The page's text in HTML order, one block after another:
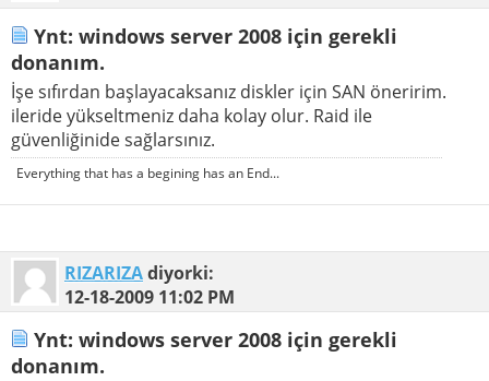
Ynt: windows server 2008 için gerekli
donanım.
İşe sıfırdan başlayacaksanız diskler için SAN öneririm.
ileride yükseltmeniz daha kolay olur. Raid ile
güvenliğinide sağlarsınız.
Everything that has a begining has an End...
RIZARIZAdiyorki:
12-18-2009 11:02 PM
Ynt: windows server 2008 için gerekli
donanım.